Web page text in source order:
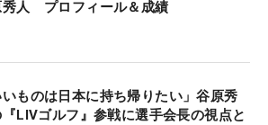
秀人 プロフィール＆成績
いものは日本に持ち帰りたい」谷原秀
『LIVゴルフ』参戦に選手会長の視点と